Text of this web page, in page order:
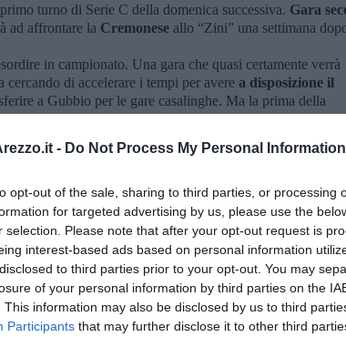
- Do Not Process My Personal Information
opt-out of the sale, sharing to third parties, or processing
for targeted advertising by us, please use the
selection. Please note that after your opt-out request is
interest-based ads based on personal information
to third parties prior to your opt-out. You may
of your personal information by third parties on the
This information may also be disclosed by us to third
Participants that may further disclose it to other third
turno di Serie C della domenica successiva. Gara
ad affrontare la Cremonese allo “Zini” una settimana
in campionato. Una gara che quasi certamente verrà
cercando di accelerare i tempi per avere a disposizione il
a Gubbio per le gare casalinghe. Ma la prima della
Ilricorso del Bitontopende come una spada di Damocle
squadre che stanno alla finestra: Arzignano, Bisceglie e
C di una delle tre, potrebbe scompaginare addirittura la
da partire senza il rischio di stravolgimenti in corsa.
iscriviti allaNewsletter QUInews - ToscanaMedia.
nella tua casella di posta.